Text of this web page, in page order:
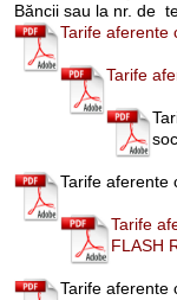
Băncii sau la nr. de
Tarife aferente
Tarife
Tarife aferente
Tarife
FLASH
Tarife aferente